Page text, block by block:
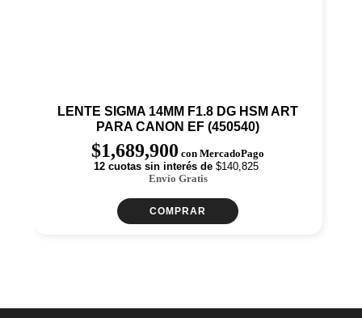
LENTE SIGMA 14MM F1.8 DG HSM ART
PARA CANON EF (450540)
$1,689,900 con MercadoPago
12 cuotas sin interés de$140,825
Envío Gratis
COMPRAR